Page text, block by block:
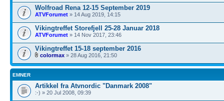
Wolfroad Rena 12-15 September 2019
ATVForumet » 14 Aug 2019, 14:15
Vikingtreffet Storefjell 25-28 Januar 2018
ATVForumet » 14 Nov 2017, 23:46
Vikingtreffet 15-18 september 2016
colormax » 28 Aug 2016, 21:50
EMNER
Artikkel fra Atvnordic "Danmark 2008"
:-) » 20 Jul 2008, 09:39